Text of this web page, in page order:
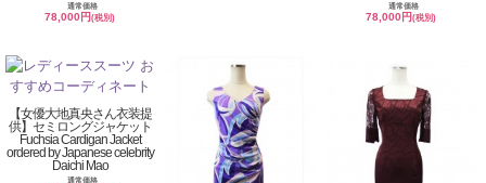
通常価格
78,000円(税別)
通常価格
78,000円(税別)
【女優大地真央さん衣装提
供】セミロングジャケット
Fuchsia Cardigan Jacket
ordered by Japanese celebrity
Daichi Mao
通常価格